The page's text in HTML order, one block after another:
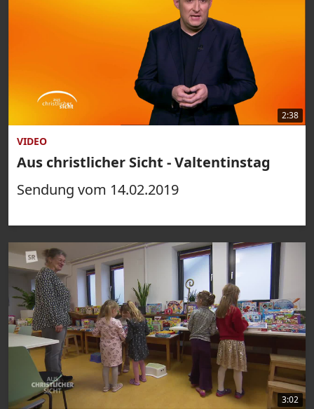
2:38
VIDEO
Aus christlicher Sicht - Valtentinstag
Sendung vom 14.02.2019
3:02